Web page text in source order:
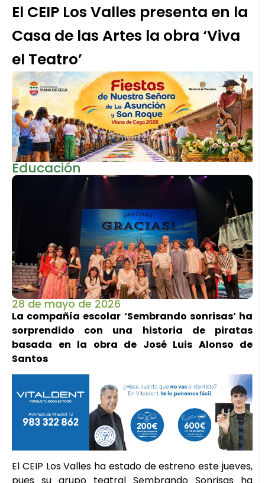
El CEIP Los Valles presenta en la
Casa de las Artes la obra ‘Viva
el Teatro’
Educación
28 de mayo de 2026
La compañía escolar ‘Sembrando sonrisas’ ha
sorprendido con una historia de piratas
basada en la obra de José Luis Alonso de
Santos
El CEIP Los Valles ha estado de estreno este jueves,